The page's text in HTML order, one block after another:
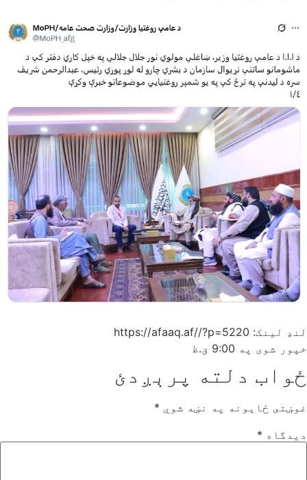
لنډ لینک: https://afaaq.af//?p=5220
خپور شوی په 9:00 ق.ظ
ځواب دلته پرېږدئ
غوښتى ځایونه په نښه شوي *
دیدگاه *